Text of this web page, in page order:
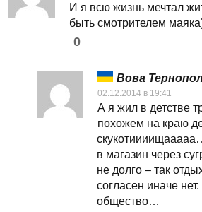
И я всю жизнь мечтал
быть смотрителем
0
Вова
02.12.2014 в 19:41
А я жил в детстве
похожем на краю
в магазин через
не долго – так
согласен иначе
общество…